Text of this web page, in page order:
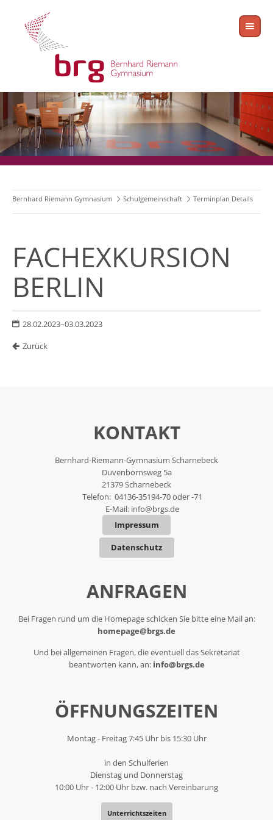
Bernhard Riemann Gymnasium Schulgemeinschaft Terminplan Details
FACHEXKURSION
BERLIN
28.02.2023–03.03.2023
Zurück
KONTAKT
Bernhard-Riemann-Gymnasium Scharnebeck
Duvenbornsweg 5a
21379 Scharnebeck
Telefon: 04136-35194-70 oder -71
E-Mail: info@brgs.de
Impressum
Datenschutz
ANFRAGEN
Bei Fragen rund um die Homepage schicken Sie bitte eine Mail an:
homepage@brgs.de
Und bei allgemeinen Fragen, die eventuell das Sekretariat
beantworten kann, an: info@brgs.de
ÖFFNUNGSZEITEN
Montag - Freitag 7:45 Uhr bis 15:30 Uhr
in den Schulferien
Dienstag und Donnerstag
10:00 Uhr - 12:00 Uhr bzw. nach Vereinbarung
Unterrichtszeiten